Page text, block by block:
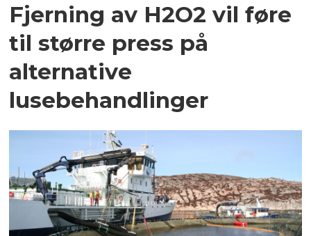
Fjerning av H2O2 vil føre
til større press på
alternative
lusebehandlinger